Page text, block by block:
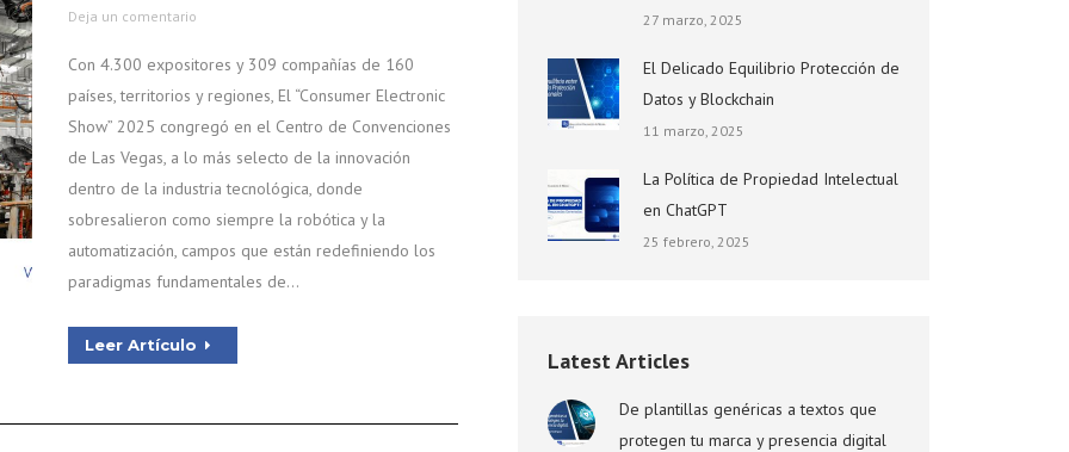
Deja un comentario
Con 4.300 expositores y 309 compañías de 160
países, territorios y regiones, El “Consumer Electronic
Show” 2025 congregó en el Centro de Convenciones
de Las Vegas, a lo más selecto de la innovación
dentro de la industria tecnológica, donde
sobresalieron como siempre la robótica y la
automatización, campos que están redefiniendo los
paradigmas fundamentales de…
Leer Artículo
27 marzo, 2025
El Delicado Equilibrio Protección de
Datos y Blockchain
11 marzo, 2025
La Política de Propiedad Intelectual
en ChatGPT
25 febrero, 2025
Latest Articles
De plantillas genéricas a textos que
protegen tu marca y presencia digital